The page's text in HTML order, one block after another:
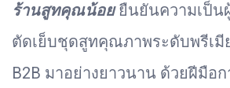
ร้านสูทคุณน้อยยืนยันความเป็น
ตัดเย็บชุดสูทคุณภาพระดับพรีเมี
B2B มาอย่างยาวนาน ด้วยฝีมือ